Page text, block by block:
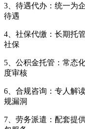
3、待遇代办：统一为
待遇
4、社保代缴：长期托
社保
5、公积金托管：常态
度审核
6、合规咨询：专人解
规漏洞
7、劳务派遣：配套提